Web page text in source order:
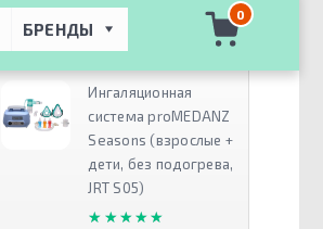
БРЕНДЫ
0
Рекомендуем
Ингаляционная
система proMEDANZ
Seasons (взрослые +
дети, без подогрева,
JRT S05)
★★★★★
★★★★★